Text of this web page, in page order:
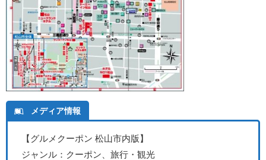
メディア情報
【グルメクーポン 松山市内版 】
ジャンル：クーポン、旅行・観光